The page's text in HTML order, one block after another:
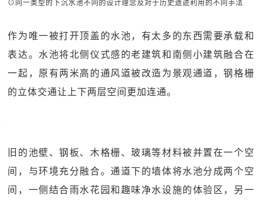
⊙同一类型的下沉水池不同的设计理念及对于历史遗迹利用的不同手法
作为唯一被打开顶盖的水池，有太多的东西需要承载和
表达。水池将北侧仪式感的老建筑和南侧小建筑融合在
一起，原有两米高的通风道被改造为景观通道，钢格栅
的立体交通让上下两层空间更加连通。
旧的池壁、钢板、木格栅、玻璃等材料被并置在一个空
间，与环境充分融合。通道下的墙体将水池分成两个空
间，一侧结合雨水花园和趣味净水设施的体验区，另一